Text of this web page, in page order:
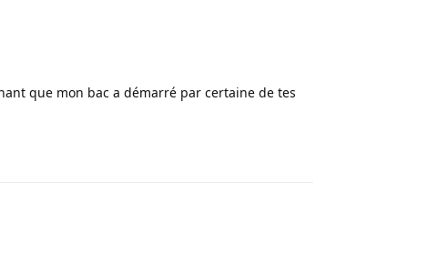
que mon bac a démarré par certaine de tes